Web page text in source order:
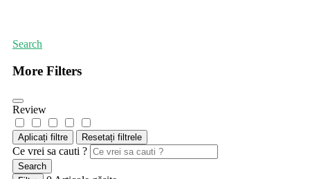
Search
More Filters
Review
Aplicați filtre Resetați filtrele
Ce vrei sa cauti ?
Search